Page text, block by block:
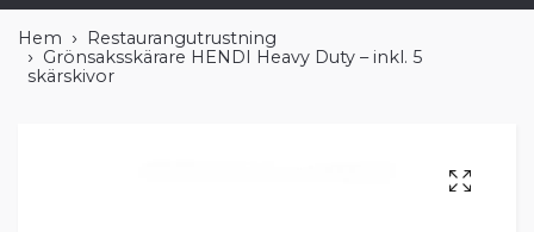
Hem
Restaurangutrustning
Grönsaksskärare HENDI Heavy Duty – inkl. 5
skärskivor